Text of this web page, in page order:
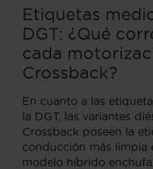
Etiquetas
DGT: ¿Qué
cada
Crossback?
En cuanto a las
la DGT, las variantes
Crossback poseen la
conducción más limpia
modelo híbrido